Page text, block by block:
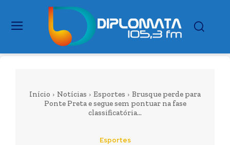
Início Notícias Esportes
Brusque perde para
Ponte Preta e segue sem pontuar na fase
classificatória...
Esportes